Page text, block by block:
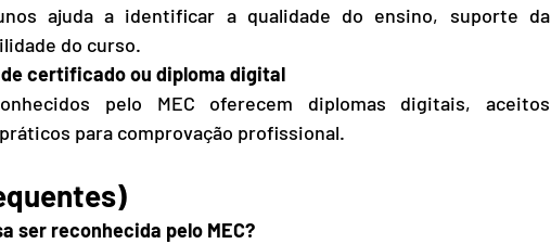
ajuda a identificar a qualidade do ensino, suporte da
do curso.
certificado ou diploma digital
pelo MEC oferecem diplomas digitais, aceitos
para comprovação profissional.
ser reconhecida pelo MEC?